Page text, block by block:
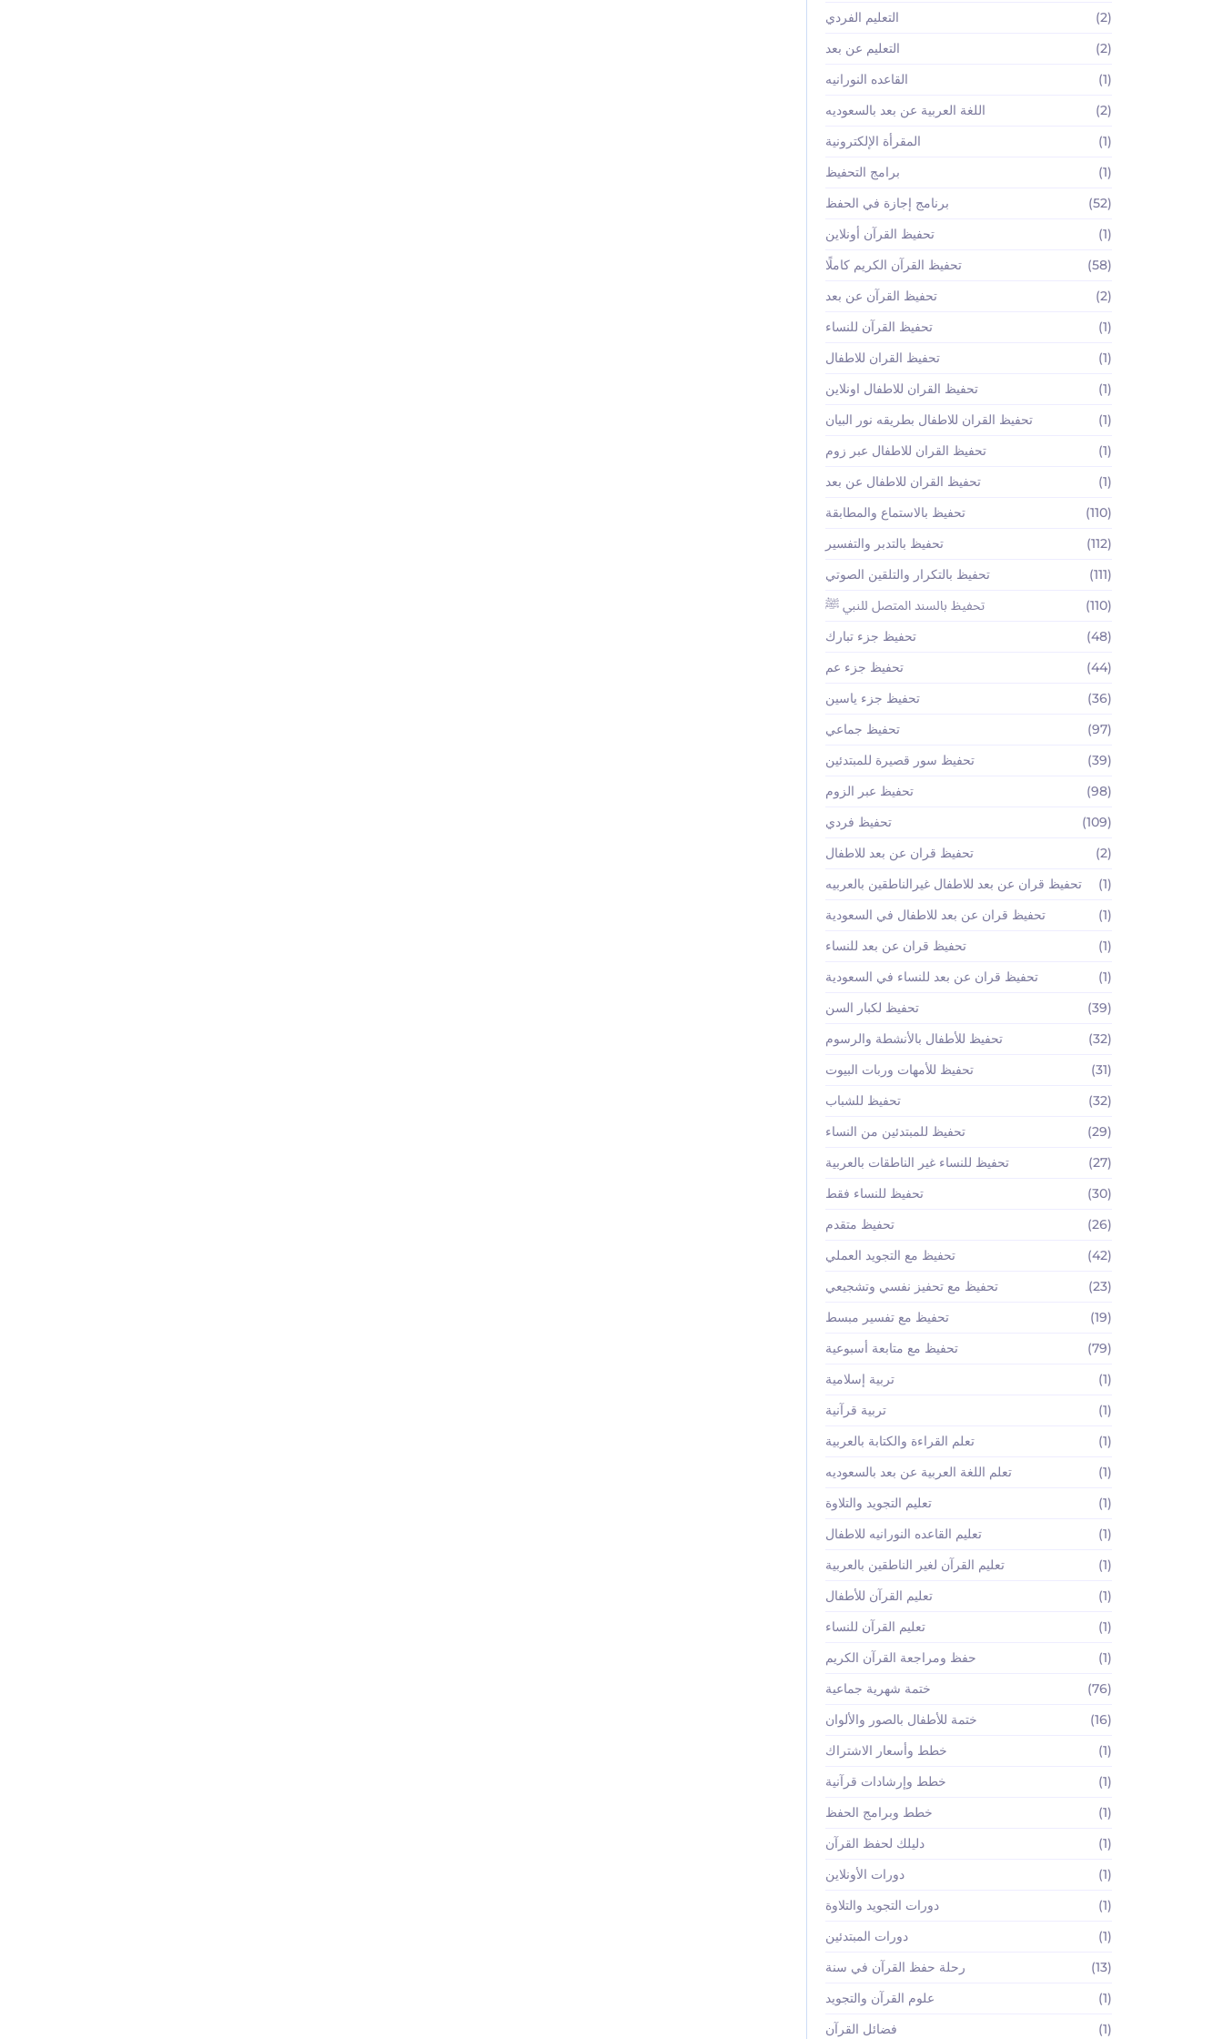
التعليم الفردي
(2)
التعليم عن بعد
(2)
القاعده النورانيه
(1)
اللغة العربية عن بعد بالسعوديه
(2)
المقرأة الإلكترونية
(1)
برامج التحفيظ
(1)
برنامج إجازة في الحفظ
(52)
تحفيظ القرآن أونلاين
(1)
تحفيظ القرآن الكريم كاملًا
(58)
تحفيظ القرآن عن بعد
(2)
تحفيظ القرآن للنساء
(1)
تحفيظ القران للاطفال
(1)
تحفيظ القران للاطفال اونلاين
(1)
تحفيظ القران للاطفال بطريقه نور البيان
(1)
تحفيظ القران للاطفال عبر زوم
(1)
تحفيظ القران للاطفال عن بعد
(1)
تحفيظ بالاستماع والمطابقة
(110)
تحفيظ بالتدبر والتفسير
(112)
تحفيظ بالتكرار والتلقين الصوتي
(111)
تحفيظ بالسند المتصل للنبي ﷺ
(110)
تحفيظ جزء تبارك
(48)
تحفيظ جزء عم
(44)
تحفيظ جزء ياسين
(36)
تحفيظ جماعي
(97)
تحفيظ سور قصيرة للمبتدئين
(39)
تحفيظ عبر الزوم
(98)
تحفيظ فردي
(109)
تحفيظ قران عن بعد للاطفال
(2)
تحفيظ قران عن بعد للاطفال غيرالناطقين بالعربيه
(1)
تحفيظ قران عن بعد للاطفال في السعودية
(1)
تحفيظ قران عن بعد للنساء
(1)
تحفيظ قران عن بعد للنساء في السعودية
(1)
تحفيظ لكبار السن
(39)
تحفيظ للأطفال بالأنشطة والرسوم
(32)
تحفيظ للأمهات وربات البيوت
(31)
تحفيظ للشباب
(32)
تحفيظ للمبتدئين من النساء
(29)
تحفيظ للنساء غير الناطقات بالعربية
(27)
تحفيظ للنساء فقط
(30)
تحفيظ متقدم
(26)
تحفيظ مع التجويد العملي
(42)
تحفيظ مع تحفيز نفسي وتشجيعي
(23)
تحفيظ مع تفسير مبسط
(19)
تحفيظ مع متابعة أسبوعية
(79)
تربية إسلامية
(1)
تربية قرآنية
(1)
تعلم القراءة والكتابة بالعربية
(1)
تعلم اللغة العربية عن بعد بالسعوديه
(1)
تعليم التجويد والتلاوة
(1)
تعليم القاعده النورانيه للاطفال
(1)
تعليم القرآن لغير الناطقين بالعربية
(1)
تعليم القرآن للأطفال
(1)
تعليم القرآن للنساء
(1)
حفظ ومراجعة القرآن الكريم
(1)
ختمة شهرية جماعية
(76)
ختمة للأطفال بالصور والألوان
(16)
خطط وأسعار الاشتراك
(1)
خطط وإرشادات قرآنية
(1)
خطط وبرامج الحفظ
(1)
دليلك لحفظ القرآن
(1)
دورات الأونلاين
(1)
دورات التجويد والتلاوة
(1)
دورات المبتدئين
(1)
رحلة حفظ القرآن في سنة
(13)
علوم القرآن والتجويد
(1)
فضائل القرآن
(1)